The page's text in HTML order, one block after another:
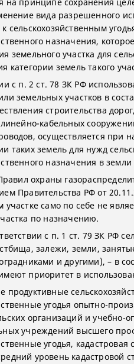
вида разрешенного
сельскохозяйственным
назначения,
земельного участка для
категории земель такого
с п. 2 ст. 78 ЗК РФ
земельных участков в
строительства
кабельных
осуществляется при
таких земель для нужд
назначения в
охраны
Правительства РФ от
участке само по себе не
по назначению.
с п. 1 ст. 79 ЗК РФ
залежи, земли,
и другими), – в
приоритет в
продуктивные
угодья опытно-
организаций и учебно-
учреждений высшего
угодья,
уровень кадастровой